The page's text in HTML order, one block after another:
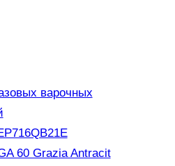
варочных
60 Grazia Antracit